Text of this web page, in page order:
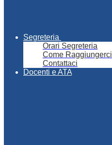
Segreteria
Orari Segreteria
Come Raggiungerci
Contattaci
Docenti e ATA